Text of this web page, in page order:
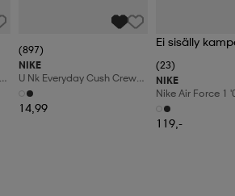
(897)
NIKE
U Nk Everyday Cush Crew
3pr
14,99
Ei sisälly
(23)
NIKE
Nike Air Force 1
Shoes
119,-